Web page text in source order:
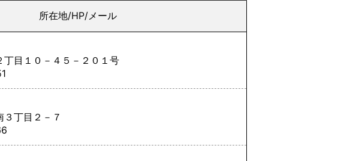
所在地/HP/メール
丁目１０－４５－２０１号
丁目２－７